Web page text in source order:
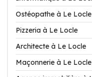
Ostéopathe à Le Locle
Pizzeria à Le Locle
Architecte à Le Locle
Maçonnerie à Le Locle